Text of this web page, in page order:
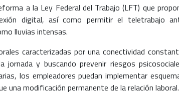
a la Ley Federal del Trabajo (LFT) que
digital, así como permitir el teletrabajo
lluvias intensas.
caracterizadas por una conectividad
y buscando prevenir riesgos
los empleadores puedan implementar
una modificación permanente de la relación laboral.